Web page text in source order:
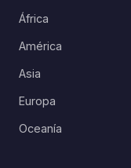
África
América
Asia
Europa
Oceanía